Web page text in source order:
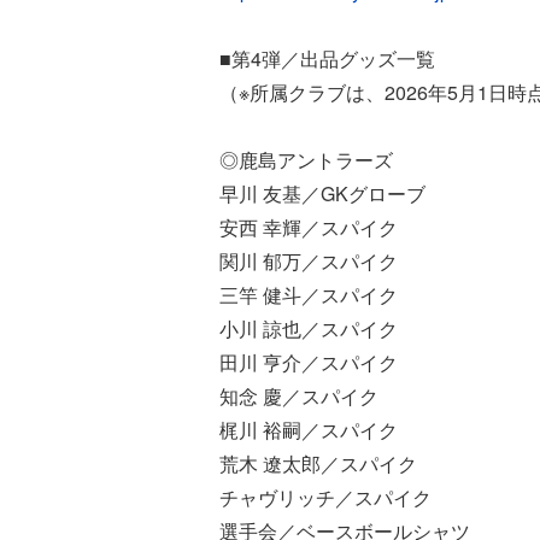
■第4弾／出品グッズ一覧
（※所属クラブは、2026年5月1日時
◎鹿島アントラーズ
早川 友基／GKグローブ
安西 幸輝／スパイク
関川 郁万／スパイク
三竿 健斗／スパイク
小川 諒也／スパイク
田川 亨介／スパイク
知念 慶／スパイク
梶川 裕嗣／スパイク
荒木 遼太郎／スパイク
チャヴリッチ／スパイク
選手会／ベースボールシャツ